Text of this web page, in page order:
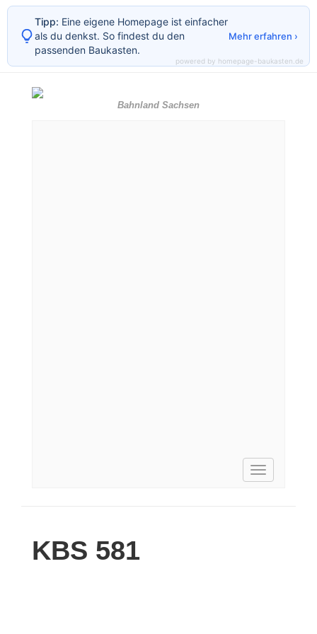
Bahnland Sachsen
Toggle
KBS 581
Tipp: Eine eigene Homepage ist einfacher
als du denkst. So findest du den
passenden Baukasten.
Mehr erfahren ›
powered by homepage-baukasten.de